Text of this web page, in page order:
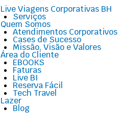
Live Viagens Corporativas BH
Serviços
Quem Somos
Atendimentos Corporativos
Cases de Sucesso
Missão, Visão e Valores
Área do Cliente
EBOOKS
Faturas
Live BI
Reserva Fácil
Tech Travel
Lazer
Blog